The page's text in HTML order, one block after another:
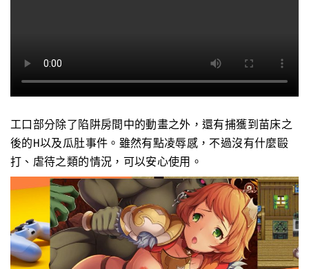
工口部分除了陷阱房間中的動畫之外，還有捕獲到苗床之
後的H以及瓜肚事件。雖然有點凌辱感，不過沒有什麼毆
打、虐待之類的情況，可以安心使用。